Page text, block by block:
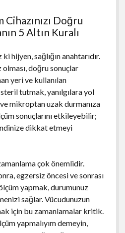
Doğru
5 Altın Kuralı
hijyen, sağlığın anahtarıdır.
olması, doğru sonuçlar
yeri ve kullanılan
tutmak, yanılgılara yol
mikroptan uzak durmanıza
sonuçlarını etkileyebilir;
dikkat etmeyi
çok önemlidir.
egzersiz öncesi ve sonrası
yapmak, durumunuz
sağlar. Vücudunuzun
için bu zamanlamalar kritik.
yapmalıyım demeyin,